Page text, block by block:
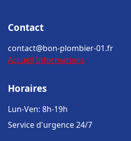
Contact
contact@bon-plombier-01.fr
Accueil Informations
Horaires
Lun-Ven: 8h-19h
Service d'urgence 24/7